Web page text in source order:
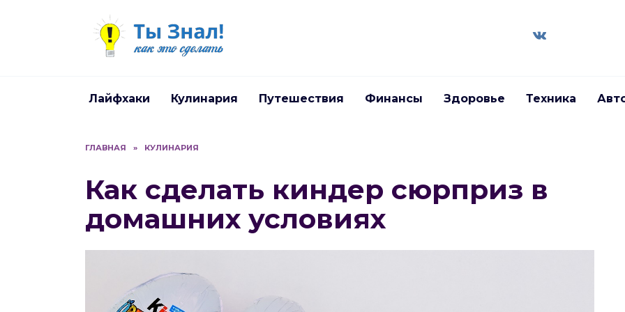
Лайфхаки Кулинария Путешествия Финансы Здоровье Техника
ГЛАВНАЯ » КУЛИНАРИЯ
Как сделать киндер сюрприз в
домашних условиях